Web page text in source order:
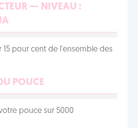
— NIVEAU :
15 pour cent de l'ensemble des
POUCE
pouce sur 5000